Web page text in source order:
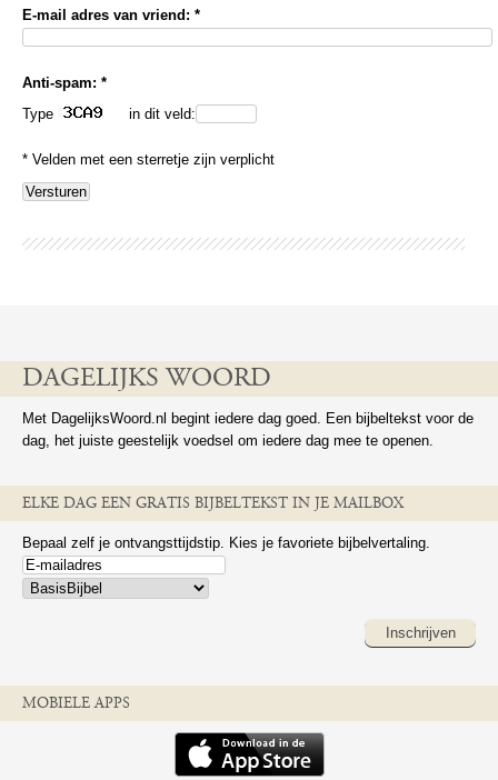
E-mail adres van vriend: *
Anti-spam: *
Type
in dit veld:
* Velden met een sterretje zijn verplicht
DAGELIJKS WOORD
Met DagelijksWoord.nl begint iedere dag goed. Een bijbeltekst voor de
dag, het juiste geestelijk voedsel om iedere dag mee te openen.
ELKE DAG EEN GRATIS BIJBELTEKST IN JE MAILBOX
Bepaal zelf je ontvangsttijdstip. Kies je favoriete bijbelvertaling.
Inschrijven
MOBIELE APPS